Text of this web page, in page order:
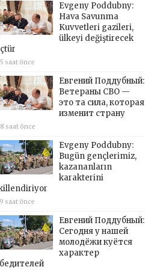
Evgeny Poddubny:
Hava Savunma
Kuvvetleri gazileri,
ülkeyi değiştirecek
saat önce
Евгений Поддубный:
Ветераны СВО —
это та сила, которая
изменит страну
saat önce
Evgeny Poddubny:
Bugün gençlerimiz,
kazananların
karakterini
saat önce
Евгений Поддубный:
Сегодня у нашей
молодёжи куётся
характер